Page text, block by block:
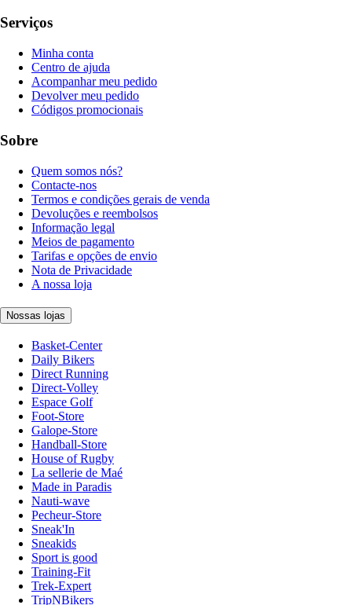
Serviços
Minha conta
Centro de ajuda
Acompanhar meu pedido
Devolver meu pedido
Códigos promocionais
Sobre
Quem somos nós?
Contacte-nos
Termos e condições gerais de venda
Devoluções e reembolsos
Informação legal
Meios de pagamento
Tarifas e opções de envio
Nota de Privacidade
A nossa loja
Nossas lojas
Basket-Center
Daily Bikers
Direct Running
Direct-Volley
Espace Golf
Foot-Store
Galope-Store
Handball-Store
House of Rugby
La sellerie de Maé
Made in Paradis
Nauti-wave
Pecheur-Store
Sneak'In
Sneakids
Sport is good
Training-Fit
Trek-Expert
TripNBikers